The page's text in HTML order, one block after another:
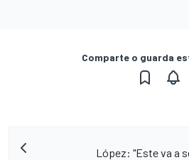
Comparte o guarda
López: "Este va a